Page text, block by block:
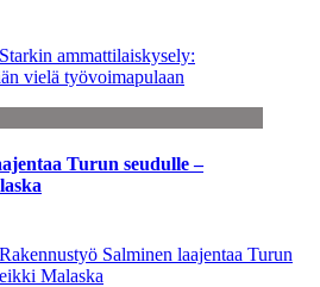
ammattilaiskysely:
vielä työvoimapulaan
Turun seudulle –
Salminen laajentaa Turun
Malaska